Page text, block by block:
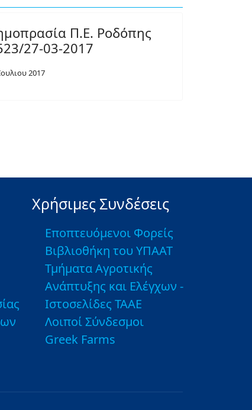
Π.Ε. Ροδόπης
27-03-2017
2017
Χρήσιμες Συνδέσεις
Εποπτευόμενοι Φορείς
Βιβλιοθήκη του ΥΠΑΑΤ
Τμήματα Αγροτικής
Ανάπτυξης και Ελέγχων -
Ιστοσελίδες ΤΑΑΕ
Λοιποί Σύνδεσμοι
Greek Farms